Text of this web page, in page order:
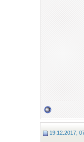
19.12.2017,